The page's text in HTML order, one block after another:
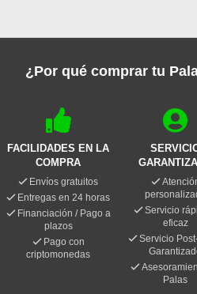
¿Por qué comprar tu
FACILIDADES EN LA
COMPRA
Envíos gratuitos
Entregas en 24 horas
Financiación / Pago a
plazos
Pago con
criptomonedas
Servicio
eficaz
Servicio
Palas